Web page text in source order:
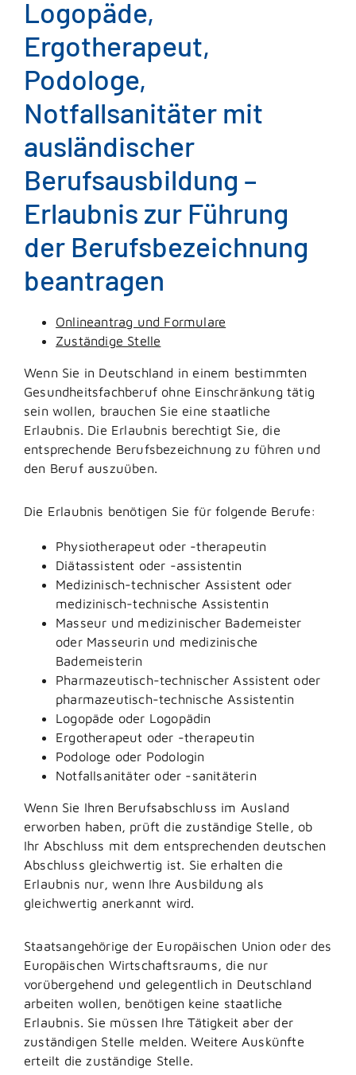
Logopäde,
Ergotherapeut,
Podologe,
Notfallsanitäter mit
ausländischer
Berufsausbildung –
Erlaubnis zur Führung
der Berufsbezeichnung
beantragen
Onlineantrag und Formulare
Zuständige Stelle
Wenn Sie in Deutschland in einem bestimmten
Gesundheitsfachberuf ohne Einschränkung tätig
sein wollen, brauchen Sie eine staatliche
Erlaubnis. Die Erlaubnis berechtigt Sie, die
entsprechende Berufsbezeichnung zu führen und
den Beruf auszuüben.
Die Erlaubnis benötigen Sie für folgende Berufe:
Physiotherapeut oder -therapeutin
Diätassistent oder -assistentin
Medizinisch-technischer Assistent oder
medizinisch-technische Assistentin
Masseur und medizinischer Bademeister
oder Masseurin und medizinische
Bademeisterin
Pharmazeutisch-technischer Assistent oder
pharmazeutisch-technische Assistentin
Logopäde oder Logopädin
Ergotherapeut oder -therapeutin
Podologe oder Podologin
Notfallsanitäter oder -sanitäterin
Wenn Sie Ihren Berufsabschluss im Ausland
erworben haben, prüft die zuständige Stelle, ob
Ihr Abschluss mit dem entsprechenden deutschen
Abschluss gleichwertig ist. Sie erhalten die
Erlaubnis nur, wenn Ihre Ausbildung als
gleichwertig anerkannt wird.
Staatsangehörige der Europäischen Union oder des
Europäischen Wirtschaftsraums, die nur
vorübergehend und gelegentlich in Deutschland
arbeiten wollen, benötigen keine staatliche
Erlaubnis. Sie müssen Ihre Tätigkeit aber der
zuständigen Stelle melden.Weitere Auskünfte
erteilt die zuständige Stelle.